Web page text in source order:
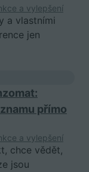
a vylepšení
a vlastními
jen
přímo
a vylepšení
chce vědět,
jsou